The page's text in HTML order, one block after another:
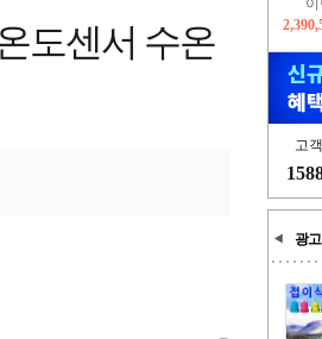
고
광고
도센서 수온